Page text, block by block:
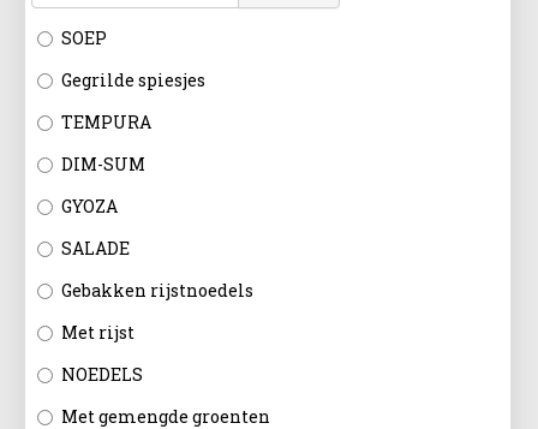
RÉSERVATIONS
CONTACT
SOEP
Gegrilde spiesjes
TEMPURA
DIM-SUM
GYOZA
SALADE
Gebakken rijstnoedels
Met rijst
NOEDELS
Met gemengde groenten